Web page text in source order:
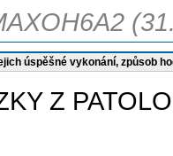
úspěšné vykonání, způsob
Z